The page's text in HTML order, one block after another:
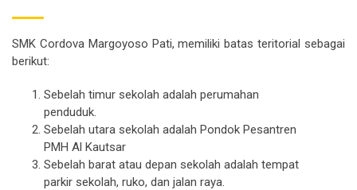
SMK Cordova Margoyoso Pati, memiliki batas teritorial sebagai
berikut:
Sebelah timur sekolah adalah perumahan
penduduk.
Sebelah utara sekolah adalah Pondok Pesantren
PMH Al Kautsar
Sebelah barat atau depan sekolah adalah tempat
parkir sekolah, ruko, dan jalan raya.